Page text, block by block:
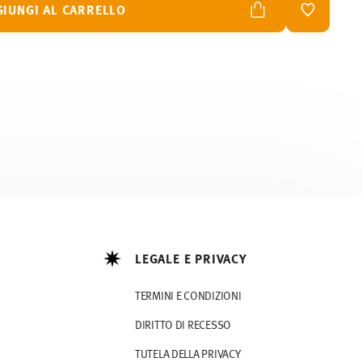
AL CARRELLO LISTA
LEGALE E PRIVACY
TERMINI E CONDIZIONI
DIRITTO DI RECESSO
TUTELA DELLA PRIVACY